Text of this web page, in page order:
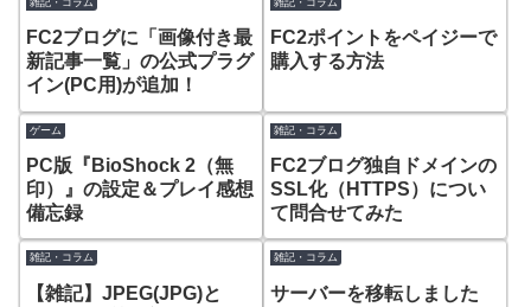
FC2ブログに「画像付き最
新記事一覧」の公式プラグ
イン(PC用)が追加！
FC2ポイントをペイジーで
購入する方法
ゲーム
PC版『BioShock 2（無
印）』の設定＆プレイ感想
備忘録
雑記・コラム
FC2ブログ独自ドメインの
SSL化（HTTPS）につい
て問合せてみた
雑記・コラム
【雑記】JPEG(JPG)と
雑記・コラム
サーバーを移転しました